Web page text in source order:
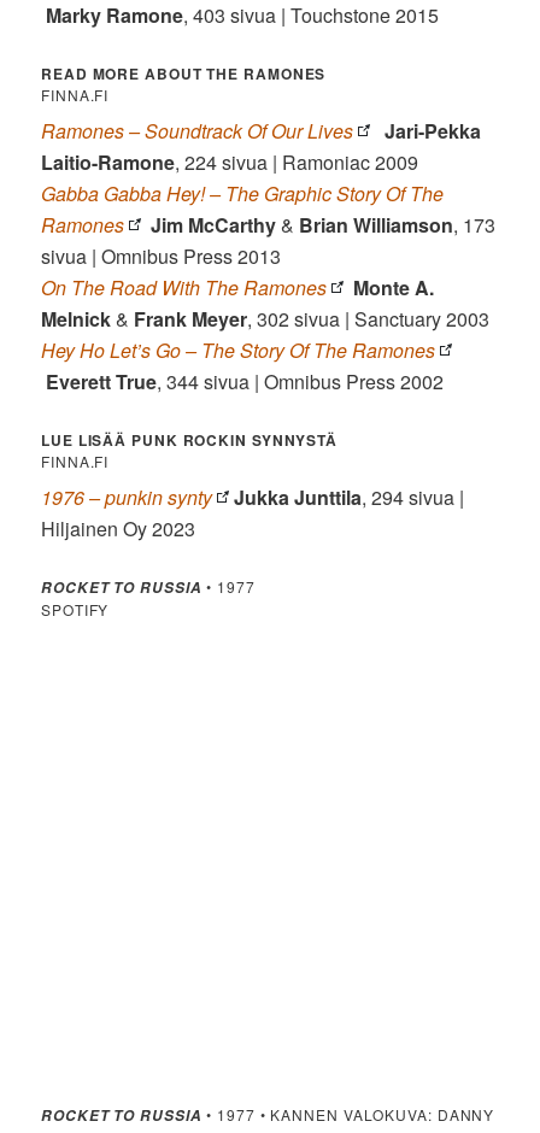
Marky Ramone, 403 sivua | Touchstone 2015
READ MORE ABOUT THE RAMONES
FINNA.FI
Ramones – Soundtrack Of Our Lives
Jari-Pekka
Laitio-Ramone, 224 sivua | Ramoniac 2009
Gabba Gabba Hey! – The Graphic Story Of The
Ramones
Jim McCarthy& Brian Williamson, 173
sivua | Omnibus Press 2013
On The Road With The Ramones
Monte A.
Melnick& Frank Meyer, 302 sivua | Sanctuary 2003
Hey Ho Let’s Go – The Story Of The Ramones
Everett True, 344 sivua | Omnibus Press 2002
LUE LISÄÄ PUNK ROCKIN SYNNYSTÄ
FINNA.FI
1976 – punkin synty Jukka Junttila, 294 sivua |
Hiljainen Oy 2023
ROCKET TO RUSSIA • 1977
SPOTIFY
ROCKET TO RUSSIA • 1977 • KANNEN VALOKUVA: DANNY